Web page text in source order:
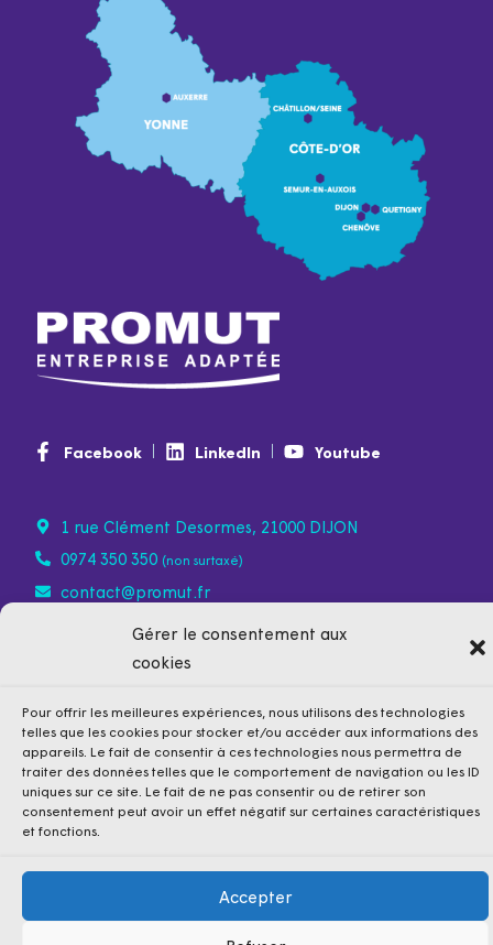
Gérer le consentement aux
cookies
Pour offrir les meilleures expériences, nous utilisons des technologies
telles que les cookies pour stocker et/ou accéder aux informations des
appareils. Le fait de consentir à ces technologies nous permettra de
traiter des données telles que le comportement de navigation ou les ID
uniques sur ce site. Le fait de ne pas consentir ou de retirer son
consentement peut avoir un effet négatif sur certaines caractéristiques
et fonctions.
Accepter
Facebook LinkedIn Youtube
1 rue Clément Desormes, 21000 DIJON
0974 350 350 (non surtaxé)
contact@promut.fr
Mentions légales Politique de confidentialité
Cookies